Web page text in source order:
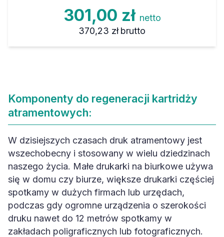
301,00 zł netto
370,23 zł brutto
Komponenty do regeneracji kartridży
atramentowych:
W dzisiejszych czasach druk atramentowy jest
wszechobecny i stosowany w wielu dziedzinach
naszego życia. Małe drukarki na biurkowe używa
się w domu czy biurze, większe drukarki częściej
spotkamy w dużych firmach lub urzędach,
podczas gdy ogromne urządzenia o szerokości
druku nawet do 12 metrów spotkamy w
zakładach poligraficznych lub fotograficznych.